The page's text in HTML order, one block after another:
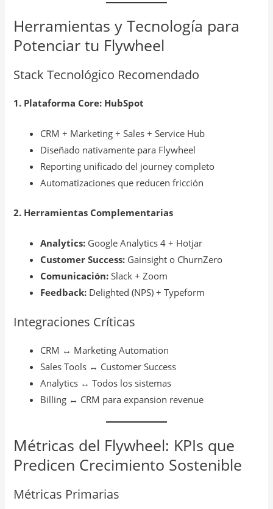
Herramientas y Tecnología para
Potenciar tu Flywheel
Stack Tecnológico Recomendado
1. Plataforma Core: HubSpot
CRM + Marketing + Sales + Service Hub
Diseñado nativamente para Flywheel
Reporting unificado del journey completo
Automatizaciones que reducen fricción
2. Herramientas Complementarias
Analytics: Google Analytics 4 + Hotjar
Customer Success: Gainsight o ChurnZero
Comunicación: Slack + Zoom
Feedback: Delighted (NPS) + Typeform
Integraciones Críticas
CRM ↔ Marketing Automation
Sales Tools ↔ Customer Success
Analytics ↔ Todos los sistemas
Billing ↔ CRM para expansion revenue
Métricas del Flywheel: KPIs que
Predicen Crecimiento Sostenible
Métricas Primarias